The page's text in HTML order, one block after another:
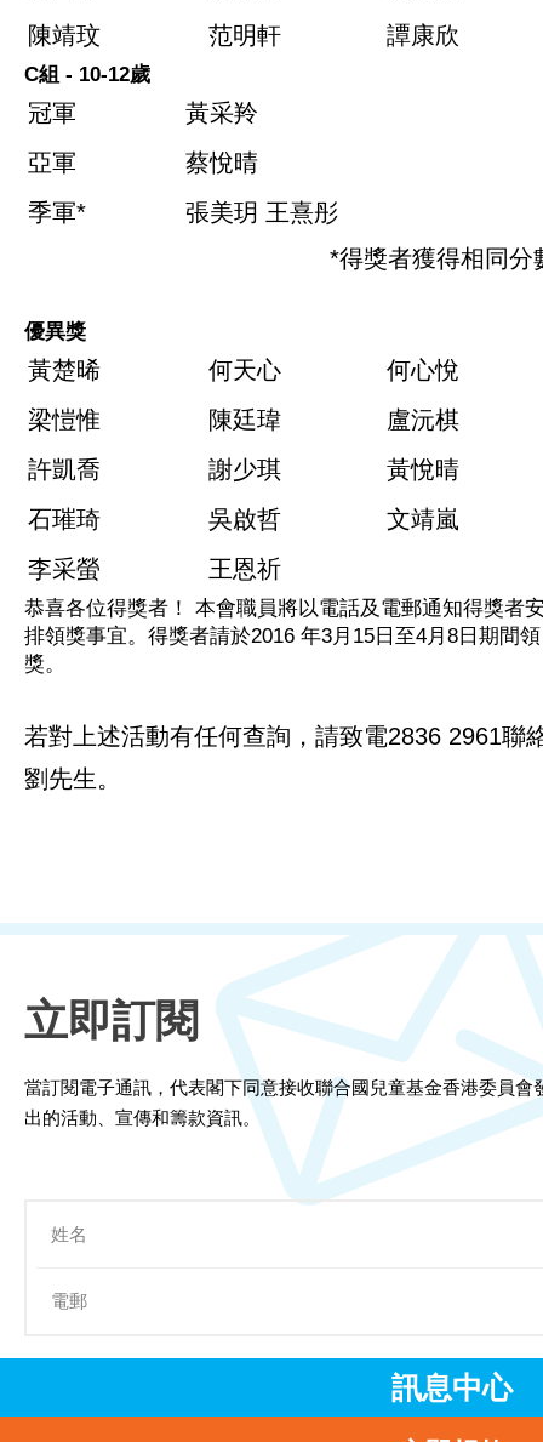
訊息中心
陳靖玟
范明軒 譚康欣
C組 - 10-12歲
冠軍
黃采羚
亞軍
蔡悅晴
季軍*
張美玥 王熹彤
*得獎者獲得相同分
優異獎
黃楚晞 何天心
何心悅
梁愷惟
陳廷瑋
盧沅棋
許凱喬
謝少琪
黃悅晴
石璀琦
吳啟哲
文靖嵐
李采螢
王恩祈
恭喜各位得獎者！ 本會職員將以電話及電郵通知得獎者
排領獎事宜。得獎者請於2016 年3月15日至4月8日期間領
獎。
若對上述活動有任何查詢，請致電2836 2961聯
劉先生。
立即訂閱
當訂閱電子通訊，代表閣下同意接收聯合國兒童基金香港委員會
出的活動、宣傳和籌款資訊。
提交